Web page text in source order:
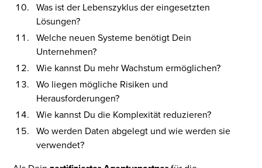
Was ist der Lebenszyklus der eingesetzten
Lösungen?
Welche neuen Systeme benötigt Dein
Unternehmen?
Wie kannst Du mehr Wachstum ermöglichen?
Wo liegen mögliche Risiken und
Herausforderungen?
Wie kannst Du die Komplexität reduzieren?
Wo werden Daten abgelegt und wie werden sie
verwendet?